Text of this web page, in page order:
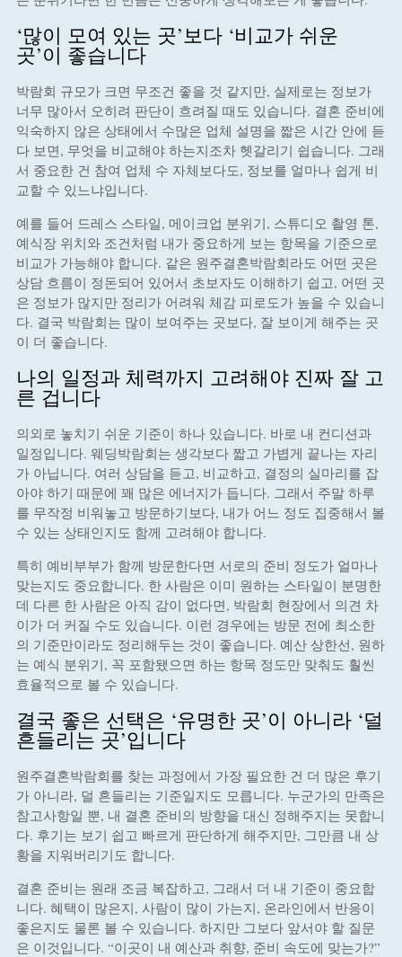
‘많이 모여 있는 곳’보다 ‘비교가 쉬운
곳’이 좋습니다
박람회 규모가 크면 무조건 좋을 것 같지만, 실제로는 정보가
너무 많아서 오히려 판단이 흐려질 때도 있습니다. 결혼 준비에
익숙하지 않은 상태에서 수많은 업체 설명을 짧은 시간 안에 듣
다 보면, 무엇을 비교해야 하는지조차 헷갈리기 쉽습니다. 그래
서 중요한 건 참여 업체 수 자체보다도, 정보를 얼마나 쉽게 비
교할 수 있느냐입니다.
예를 들어 드레스 스타일, 메이크업 분위기, 스튜디오 촬영 톤,
예식장 위치와 조건처럼 내가 중요하게 보는 항목을 기준으로
비교가 가능해야 합니다. 같은 원주결혼박람회라도 어떤 곳은
상담 흐름이 정돈되어 있어서 초보자도 이해하기 쉽고, 어떤 곳
은 정보가 많지만 정리가 어려워 체감 피로도가 높을 수 있습니
다. 결국 박람회는 많이 보여주는 곳보다, 잘 보이게 해주는 곳
이 더 좋습니다.
나의 일정과 체력까지 고려해야 진짜 잘 고
른 겁니다
의외로 놓치기 쉬운 기준이 하나 있습니다. 바로 내 컨디션과
일정입니다. 웨딩박람회는 생각보다 짧고 가볍게 끝나는 자리
가 아닙니다. 여러 상담을 듣고, 비교하고, 결정의 실마리를 잡
아야 하기 때문에 꽤 많은 에너지가 듭니다. 그래서 주말 하루
를 무작정 비워놓고 방문하기보다, 내가 어느 정도 집중해서 볼
수 있는 상태인지도 함께 고려해야 합니다.
특히 예비부부가 함께 방문한다면 서로의 준비 정도가 얼마나
맞는지도 중요합니다. 한 사람은 이미 원하는 스타일이 분명한
데 다른 한 사람은 아직 감이 없다면, 박람회 현장에서 의견 차
이가 더 커질 수도 있습니다. 이런 경우에는 방문 전에 최소한
의 기준만이라도 정리해두는 것이 좋습니다. 예산 상한선, 원하
는 예식 분위기, 꼭 포함됐으면 하는 항목 정도만 맞춰도 훨씬
효율적으로 볼 수 있습니다.
결국 좋은 선택은 ‘유명한 곳’이 아니라 ‘덜
흔들리는 곳’입니다
원주결혼박람회를 찾는 과정에서 가장 필요한 건 더 많은 후기
가 아니라, 덜 흔들리는 기준일지도 모릅니다. 누군가의 만족은
참고사항일 뿐, 내 결혼 준비의 방향을 대신 정해주지는 못합니
다. 후기는 보기 쉽고 빠르게 판단하게 해주지만, 그만큼 내 상
황을 지워버리기도 합니다.
결혼 준비는 원래 조금 복잡하고, 그래서 더 내 기준이 중요합
니다. 혜택이 많은지, 사람이 많이 가는지, 온라인에서 반응이
좋은지도 물론 볼 수 있습니다. 하지만 그보다 앞서야 할 질문
은 이것입니다. “이곳이 내 예산과 취향, 준비 속도에 맞는가?”